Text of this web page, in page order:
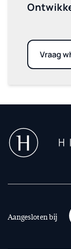
Vraag
Aangesloten bij